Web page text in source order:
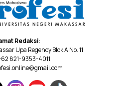
Redaksi:
Upa Regency Blok A No. 11
821-9353-4011